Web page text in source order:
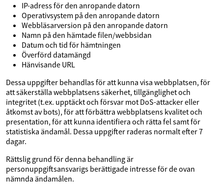
IP-adress för den anropande datorn
Operativsystem på den anropande datorn
Webbläsarversion på den anropande datorn
Namn på den hämtade filen/webbsidan
Datum och tid för hämtningen
Överförd datamängd
Hänvisande URL
Dessa uppgifter behandlas för att kunna visa webbplatsen, för
att säkerställa webbplatsens säkerhet, tillgänglighet och
integritet (t.ex. upptäckt och försvar mot DoS-attacker eller
åtkomst av bots), för att förbättra webbplatsens kvalitet och
presentation, för att kunna identifiera och rätta fel samt för
statistiska ändamål. Dessa uppgifter raderas normalt efter 7
dagar.
Rättslig grund för denna behandling är
personuppgiftsansvarigs berättigade intresse för de ovan
nämnda ändamålen.